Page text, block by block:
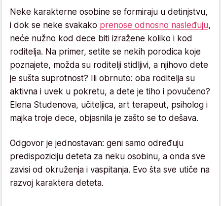
Neke karakterne osobine se formiraju u detinjstvu,
i dok se neke svakako prenose odnosno nasleđuju,
neće nužno kod dece biti izražene koliko i kod
roditelja. Na primer, setite se nekih porodica koje
poznajete, možda su roditelji stidljivi, a njihovo dete
je sušta suprotnost? Ili obrnuto: oba roditelja su
aktivna i uvek u pokretu, a dete je tiho i povučeno?
Elena Studenova, učiteljica, art terapeut, psiholog i
majka troje dece, objasnila je zašto se to dešava.
Odgovor je jednostavan: geni samo određuju
predispoziciju deteta za neku osobinu, a onda sve
zavisi od okruženja i vaspitanja. Evo šta sve utiče na
razvoj karaktera deteta.